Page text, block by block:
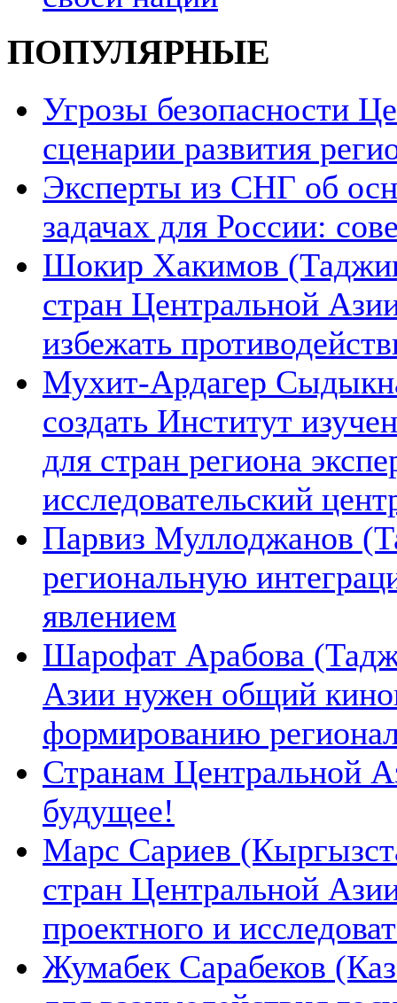
ПОПУЛЯРНЫЕ
Угрозы безопасности
сценарии развития
Эксперты из СНГ об
задачах для России:
Шокир Хакимов
стран Центральной
избежать
Мухит-Ардагер
создать Институт
для стран региона
исследовательский
Парвиз Муллоджанов
региональную
явлением
Шарофат Арабова
Азии нужен общий
формированию
Странам Центральной
будущее!
Марс Сариев
стран Центральной
проектного и
Жумабек Сарабеков